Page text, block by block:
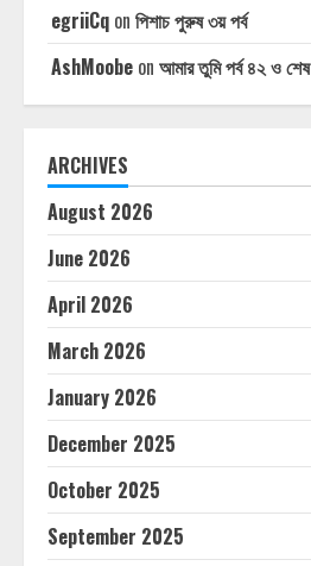
egriiCq on পিশাচ পুরুষ ৩য় পর্ব
AshMoobe on আমার তুমি পর্ব ৪২ ও শেষ
ARCHIVES
August 2026
June 2026
April 2026
March 2026
January 2026
December 2025
October 2025
September 2025